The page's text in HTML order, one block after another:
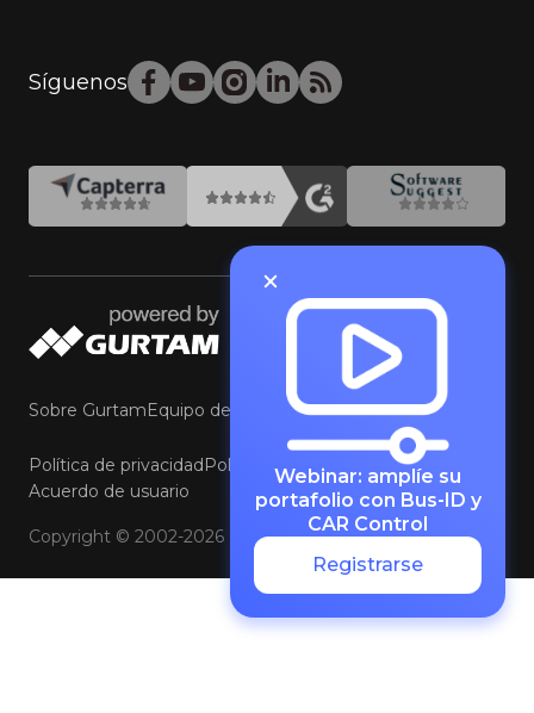
Síguenos
Sobre GurtamEquipo de GurtamContacte con Gurtam
Política de privacidadPolítica de cookies y preferencias
Acuerdo de usuario
Copyright © 2002-2026
Webinar: amplíe su
portafolio con Bus-ID y
CAR Control
Registrarse